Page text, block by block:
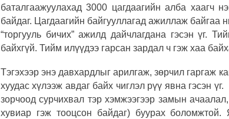
баталгаажуулахад 3000 цагдаагийн алба хаагч
байдаг. Цагдаагийн байгууллагад ажиллаж байгаа
“торгууль бичих” ажилд дайчлагдана гэсэн үг.
байхгүй. Тийм илүүдээ гарсан зардал ч гэж хаа
Тэгэхээр энэ давхардлыг арилгаж, зөрчил гаргаж
хуудас хүлээж авдаг байх чиглэл рүү явна гэсэн
зорчоод сурчихвал тэр хэмжээгээр замын
хувиар гэж тооцсон байдаг) буурах